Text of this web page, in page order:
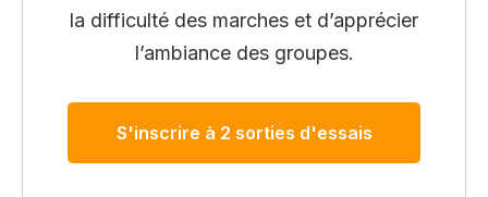
la difficulté des marches et d’apprécier
l’ambiance des groupes.
S'inscrire à 2 sorties d'essais